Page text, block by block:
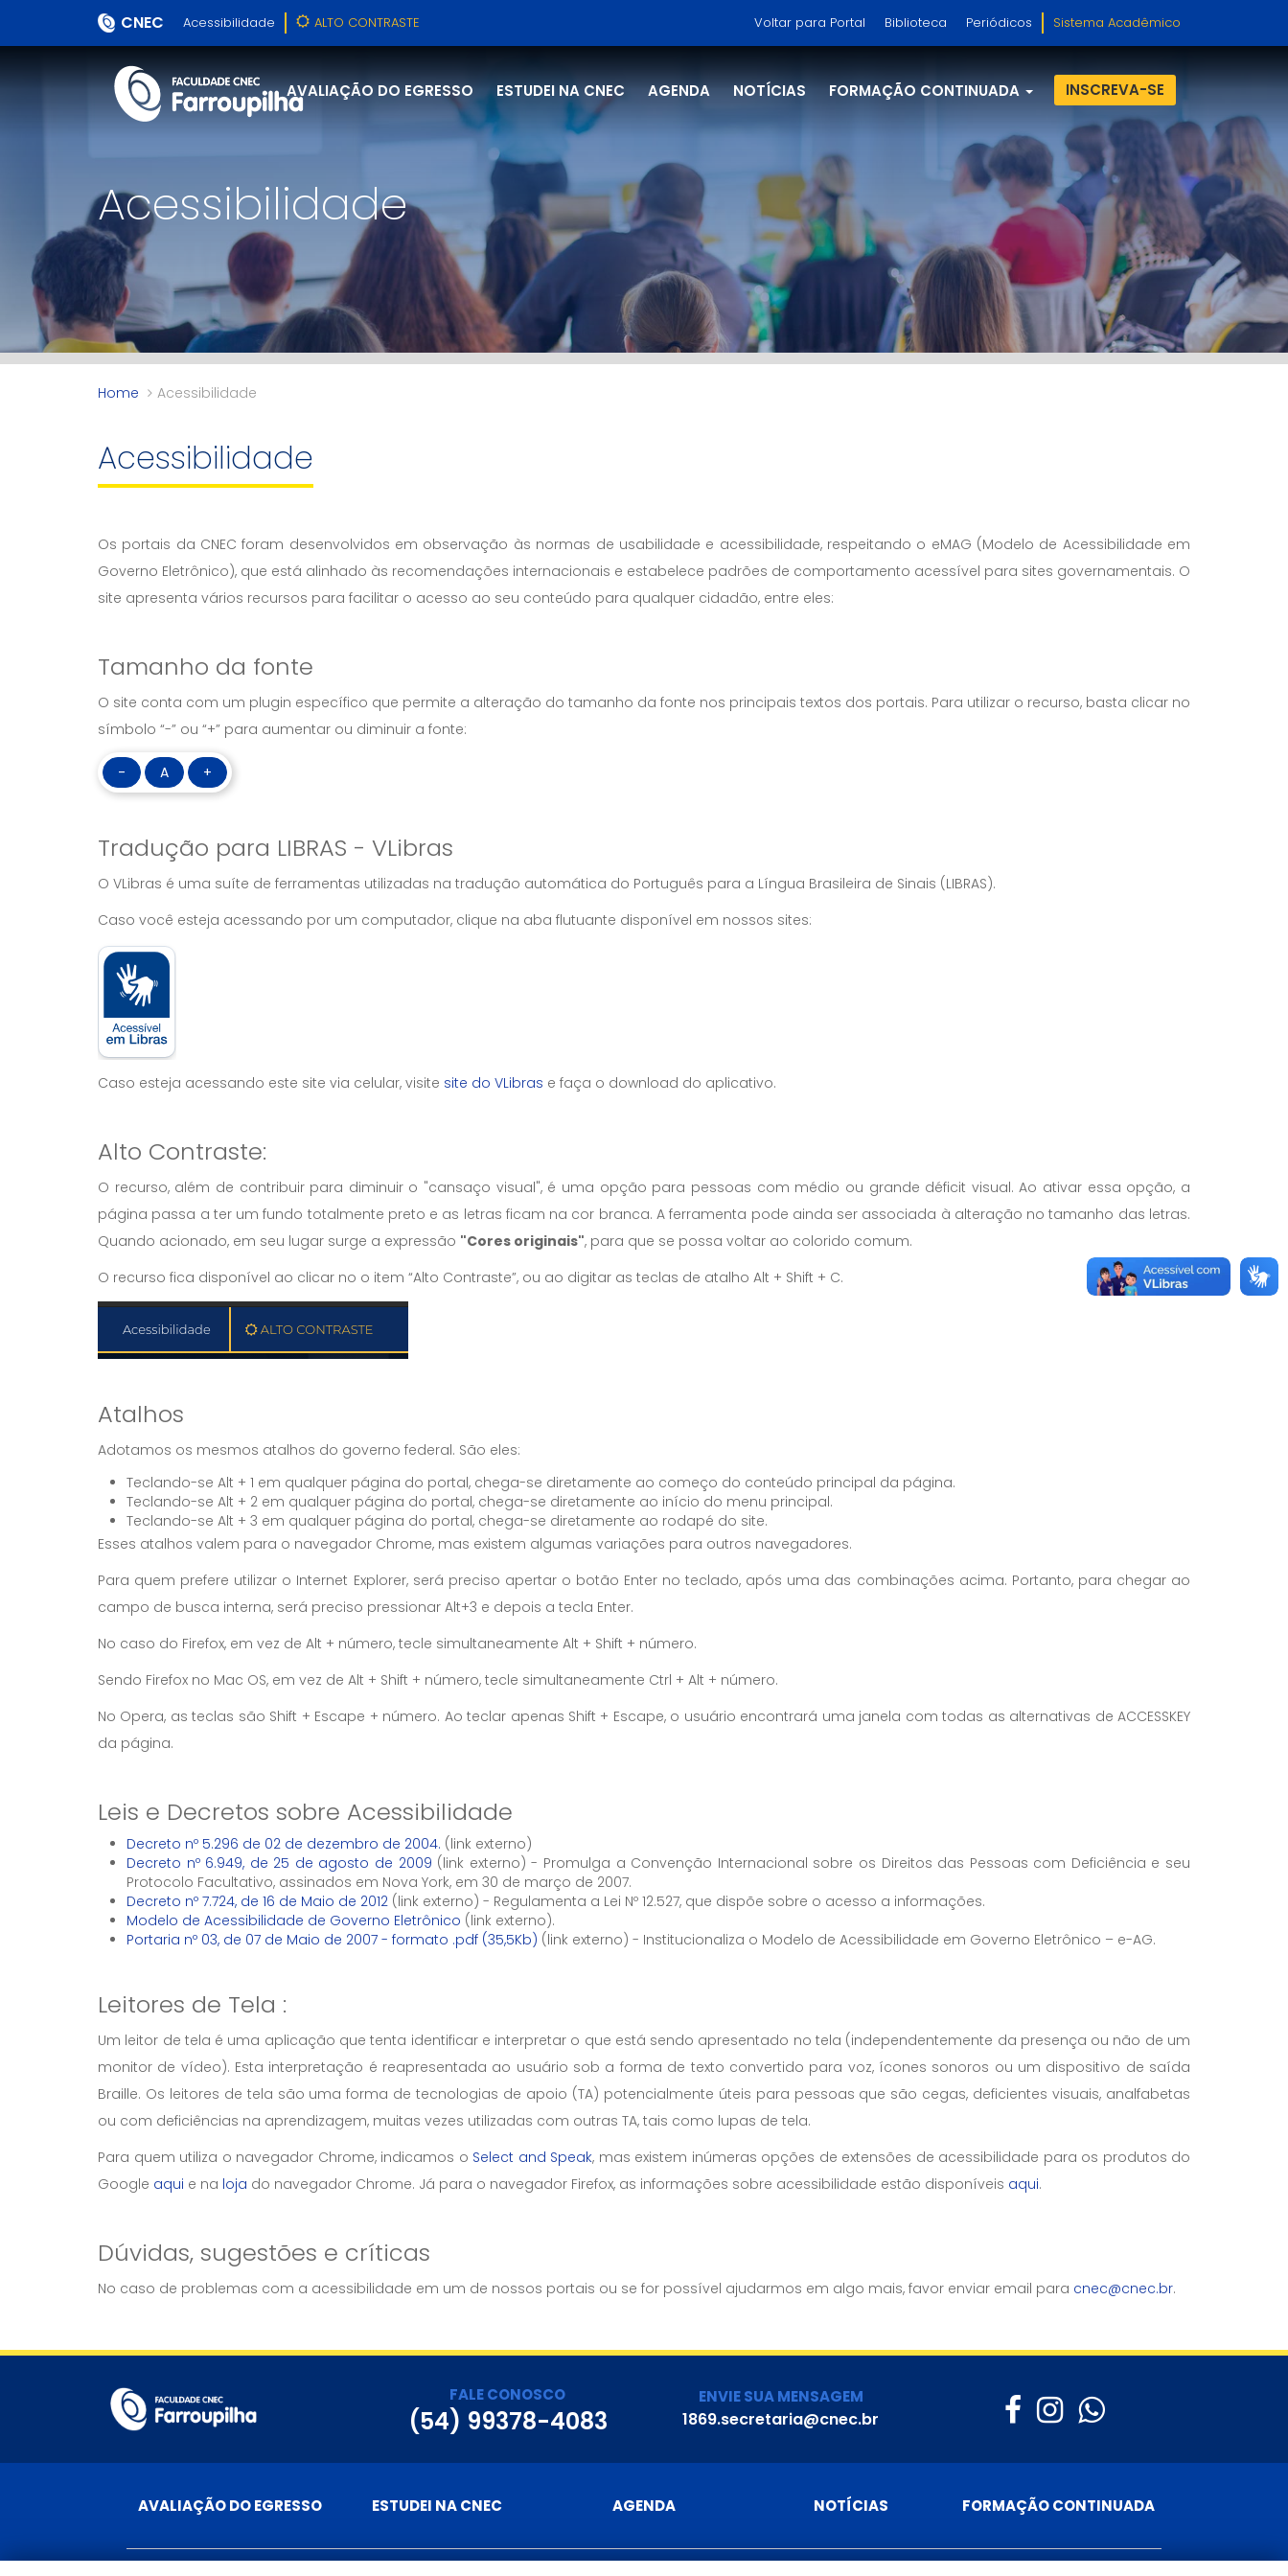
CNEC Acessibilidade ALTO CONTRASTE Voltar para Portal Biblioteca Periódicos Sistema Acadêmico
AVALIAÇÃO DO EGRESSO ESTUDEI NA CNEC AGENDA NOTÍCIAS FORMAÇÃO CONTINUADA INSCREVA-SE
Acessibilidade
Home Acessibilidade
Acessibilidade
Os portais da CNEC foram desenvolvidos em observação às normas de usabilidade e acessibilidade, respeitando o eMAG (Modelo de Acessibilidade em
Governo Eletrônico), que está alinhado às recomendações internacionais e estabelece padrões de comportamento acessível para sites governamentais. O
site apresenta vários recursos para facilitar o acesso ao seu conteúdo para qualquer cidadão, entre eles:
Tamanho da fonte
O site conta com um plugin específico que permite a alteração do tamanho da fonte nos principais textos dos portais. Para utilizar o recurso, basta clicar no
símbolo “-” ou “+” para aumentar ou diminuir a fonte:
- A +
Tradução para LIBRAS - VLibras
O VLibras é uma suíte de ferramentas utilizadas na tradução automática do Português para a Língua Brasileira de Sinais (LIBRAS).
Caso você esteja acessando por um computador, clique na aba flutuante disponível em nossos sites:
Caso esteja acessando este site via celular, visite site do VLibras e faça o download do aplicativo.
Alto Contraste:
O recurso, além de contribuir para diminuir o "cansaço visual", é uma opção para pessoas com médio ou grande déficit visual. Ao ativar essa opção, a
página passa a ter um fundo totalmente preto e as letras ficam na cor branca. A ferramenta pode ainda ser associada à alteração no tamanho das letras.
Quando acionado, em seu lugar surge a expressão "Cores originais", para que se possa voltar ao colorido comum.
O recurso fica disponível ao clicar no o item “Alto Contraste”, ou ao digitar as teclas de atalho Alt + Shift + C.
Atalhos
Adotamos os mesmos atalhos do governo federal. São eles:
Teclando-se Alt + 1 em qualquer página do portal, chega-se diretamente ao começo do conteúdo principal da página.
Teclando-se Alt + 2 em qualquer página do portal, chega-se diretamente ao início do menu principal.
Teclando-se Alt + 3 em qualquer página do portal, chega-se diretamente ao rodapé do site.
Esses atalhos valem para o navegador Chrome, mas existem algumas variações para outros navegadores.
Para quem prefere utilizar o Internet Explorer, será preciso apertar o botão Enter no teclado, após uma das combinações acima. Portanto, para chegar ao
campo de busca interna, será preciso pressionar Alt+3 e depois a tecla Enter.
No caso do Firefox, em vez de Alt + número, tecle simultaneamente Alt + Shift + número.
Sendo Firefox no Mac OS, em vez de Alt + Shift + número, tecle simultaneamente Ctrl + Alt + número.
No Opera, as teclas são Shift + Escape + número. Ao teclar apenas Shift + Escape, o usuário encontrará uma janela com todas as alternativas de ACCESSKEY
da página.
Leis e Decretos sobre Acessibilidade
Decreto nº 5.296 de 02 de dezembro de 2004. (link externo)
Decreto nº 6.949, de 25 de agosto de 2009 (link externo) - Promulga a Convenção Internacional sobre os Direitos das Pessoas com Deficiência e seu
Protocolo Facultativo, assinados em Nova York, em 30 de março de 2007.
Decreto nº 7.724, de 16 de Maio de 2012 (link externo) - Regulamenta a Lei Nº 12.527, que dispõe sobre o acesso a informações.
Modelo de Acessibilidade de Governo Eletrônico (link externo).
Portaria nº 03, de 07 de Maio de 2007 - formato .pdf (35,5Kb) (link externo) - Institucionaliza o Modelo de Acessibilidade em Governo Eletrônico – e-AG.
Leitores de Tela :
Um leitor de tela é uma aplicação que tenta identificar e interpretar o que está sendo apresentado no tela (independentemente da presença ou não de um
monitor de vídeo). Esta interpretação é reapresentada ao usuário sob a forma de texto convertido para voz, ícones sonoros ou um dispositivo de saída
Braille. Os leitores de tela são uma forma de tecnologias de apoio (TA) potencialmente úteis para pessoas que são cegas, deficientes visuais, analfabetas
ou com deficiências na aprendizagem, muitas vezes utilizadas com outras TA, tais como lupas de tela.
Para quem utiliza o navegador Chrome, indicamos o Select and Speak, mas existem inúmeras opções de extensões de acessibilidade para os produtos do
Google aqui e na loja do navegador Chrome. Já para o navegador Firefox, as informações sobre acessibilidade estão disponíveis aqui.
Dúvidas, sugestões e críticas
No caso de problemas com a acessibilidade em um de nossos portais ou se for possível ajudarmos em algo mais, favor enviar email para cnec@cnec.br.
FALE CONOSCO
(54) 99378-4083
ENVIE SUA MENSAGEM
1869.secretaria@cnec.br
AVALIAÇÃO DO EGRESSO ESTUDEI NA CNEC AGENDA NOTÍCIAS FORMAÇÃO CONTINUADA